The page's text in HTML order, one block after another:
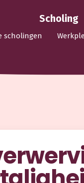
Scholing
scholingen